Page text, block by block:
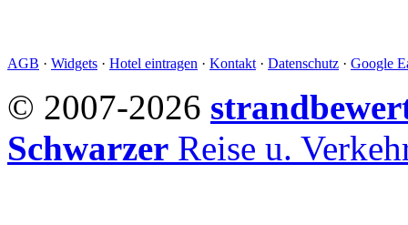
AGB · Widgets · Hotel eintragen · Kontakt · Datenschutz · Google
© 2007-2026
Schwarzer Reise u.